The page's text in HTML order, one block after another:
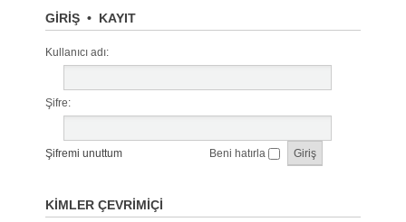
GIRIŞ• KAYIT
Kullanıcı adı:
Şifre:
Şifremi unuttum Beni hatırla
KIMLER ÇEVRIMIÇI